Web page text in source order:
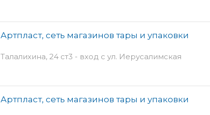
Артпласт, сеть магазинов тары и упаковки
Талалихина, 24 ст3 - вход с ул. Иерусалимская
Артпласт, сеть магазинов тары и упаковки